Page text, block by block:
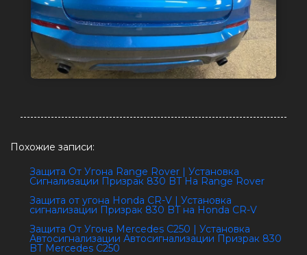
Похожие записи:
Защита От Угона Range Rover | Установка
Cигнализации Призрак 830 BT На Range Rover
Защита от угона Honda CR-V | Установка
сигнализации Призрак 830 BT на Honda CR-V
Защита От Угона Mercedes C250 | Установка
Автосигнализации Автосигнализации Призрак 830
BT Mercedes C250